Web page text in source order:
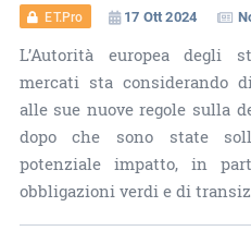
ET.Pro 17 Ott 2024
L’Autorità europea degli
mercati sta considerando
alle sue nuove regole sulla
dopo che sono state
potenziale impatto, in
obbligazioni verdi e di